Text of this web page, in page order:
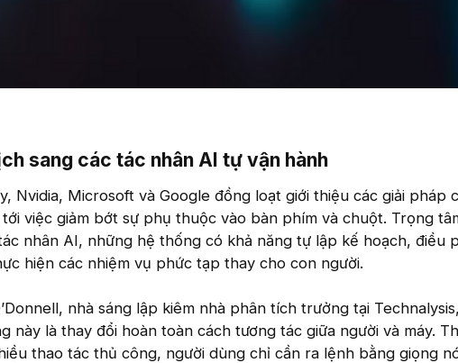
sang các tác nhân AI tự vận hành​
Nvidia, Microsoft và Google đồng loạt giới thiệu các giải pháp
việc giảm bớt sự phụ thuộc vào bàn phím và chuột. Trọng
nhân AI, những hệ thống có khả năng tự lập kế hoạch, điều
hiện các nhiệm vụ phức tạp thay cho con người.
nhà sáng lập kiêm nhà phân tích trưởng tại
này là thay đổi hoàn toàn cách tương tác giữa người và máy.
thao tác thủ công, người dùng chỉ cần ra lệnh bằng giọng